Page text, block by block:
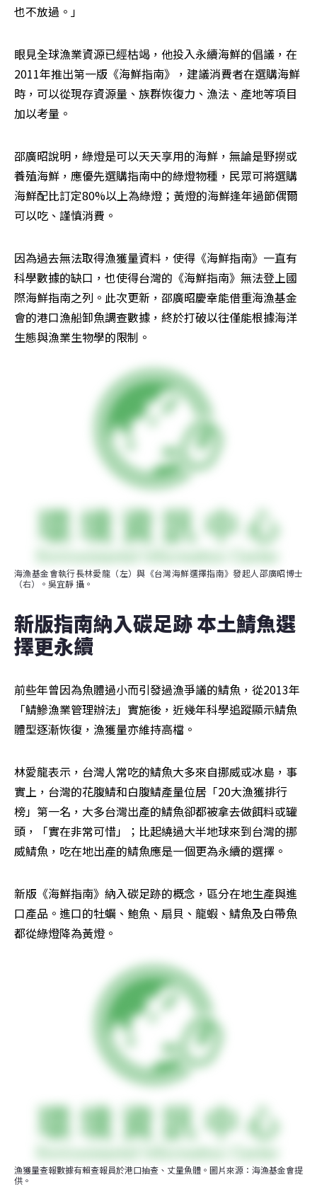
也不放過。」
眼見全球漁業資源已經枯竭，他投入永續海鮮的倡議，在
2011年推出第一版《海鮮指南》，建議消費者在選購海鮮
時，可以從現存資源量、族群恢復力、漁法、產地等項目
加以考量。
邵廣昭說明，綠燈是可以天天享用的海鮮，無論是野撈或
養殖海鮮，應優先選購指南中的綠燈物種，民眾可將選購
海鮮配比訂定80%以上為綠燈；黃燈的海鮮逢年過節偶爾
可以吃、謹慎消費。
因為過去無法取得漁獲量資料，使得《海鮮指南》一直有
科學數據的缺口，也使得台灣的《海鮮指南》無法登上國
際海鮮指南之列。此次更新，邵廣昭慶幸能借重海漁基金
會的港口漁船卸魚調查數據，終於打破以往僅能根據海洋
生態與漁業生物學的限制。
海漁基金會執行長林愛龍（左）與《台灣海鮮選擇指南》發起人邵廣昭博士
（右）。吳宜靜 攝。
新版指南納入碳足跡 本土鯖魚選
擇更永續
前些年曾因為魚體過小而引發過漁爭議的鯖魚，從2013年
「鯖鰺漁業管理辦法」實施後，近幾年科學追蹤顯示鯖魚
體型逐漸恢復，漁獲量亦維持高檔。
林愛龍表示，台灣人常吃的鯖魚大多來自挪威或冰島，事
實上，台灣的花腹鯖和白腹鯖產量位居「20大漁獲排行
榜」第一名，大多台灣出產的鯖魚卻都被拿去做餌料或罐
頭，「實在非常可惜」；比起繞過大半地球來到台灣的挪
威鯖魚，吃在地出產的鯖魚應是一個更為永續的選擇。
新版《海鮮指南》納入碳足跡的概念，區分在地生產與進
口產品。進口的牡蠣、鮑魚、扇貝、龍蝦、鯖魚及白帶魚
都從綠燈降為黃燈。
漁獲量查報數據有賴查報員於港口抽查、丈量魚體。圖片來源：海漁基金會提
供。